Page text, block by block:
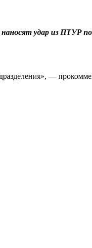
удар из ПТУР
—